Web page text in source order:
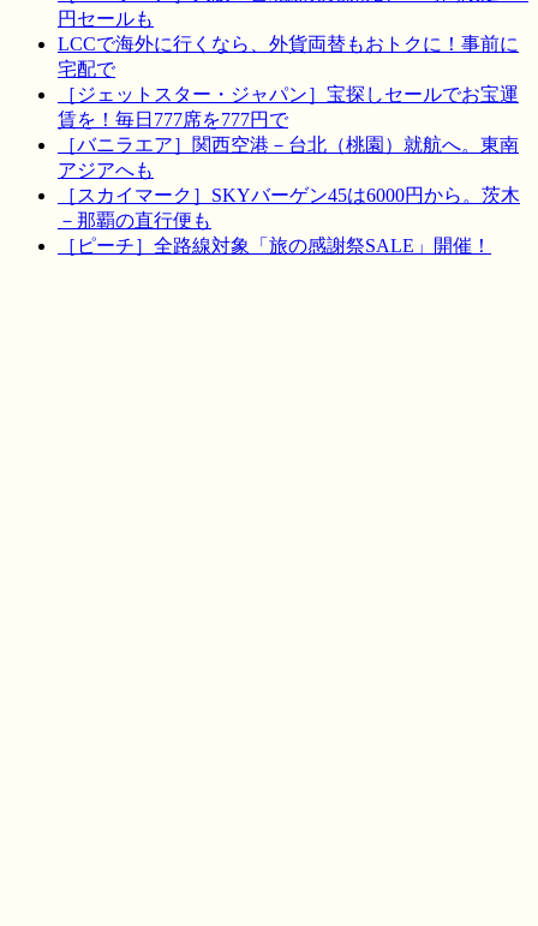
円セールも
LCCで海外に行くなら、外貨両替もおトクに！事前に
宅配で
［ジェットスター・ジャパン］宝探しセールでお宝運
賃を！毎日777席を777円で
［バニラエア］関西空港－台北（桃園）就航へ。東南
アジアへも
［スカイマーク］SKYバーゲン45は6000円から。茨木
－那覇の直行便も
［ピーチ］全路線対象「旅の感謝祭SALE」開催！